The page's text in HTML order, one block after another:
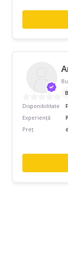
Disponibilitate
Experiență
Preț